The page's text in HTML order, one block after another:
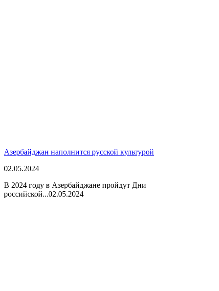
Азербайджан наполнится русской культурой
02.05.2024
В 2024 году в Азербайджане пройдут Дни
российской...02.05.2024